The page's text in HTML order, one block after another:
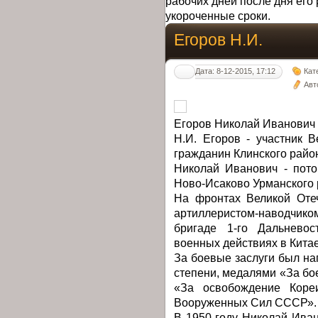
укороченные сроки.
Егоров Н.И.
Дата: 8-12-2015, 17:12
Егоров Николай Иванович
Н.И. Егоров - участник
гражданин Клинского
Николай Иванович -
Ново-Исаково
На фронтах Великой
артиллеристом-
бригаде 1-го
военных действиях в
За боевые заслуги был
степени, медалями «За
«За освобождение
Вооруженных Сил СССР».